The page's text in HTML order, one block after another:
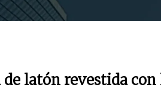
de latón revestida